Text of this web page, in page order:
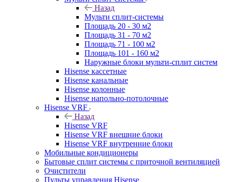
Назад
Мульти сплит-системы
Площадь 20 - 30 м2
Площадь 31 - 70 м2
Площадь 71 - 100 м2
Площадь 101 - 160 м2
Наружные блоки мульти-сплит систем
Hisense кассетные
Hisense канальные
Hisense колонные
Hisense напольно-потолочные
Hisense VRF
Назад
Hisense VRF
Hisense VRF внешние блоки
Hisense VRF внутренние блоки
Мобильные кондиционеры
Бытовые сплит системы с приточной вентиляцией
Очистители
Пульты управления Hisense